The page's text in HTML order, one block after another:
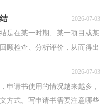
2026-07-03
是在某一时期、某一项目或某
顾检查、分析评价，从而得出
2026-07-03
申请书使用的情况越来越多，
方式。写申请书需要注意哪些